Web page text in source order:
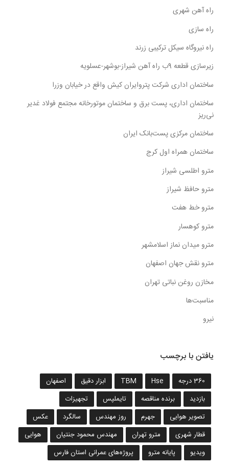
راه آهن شهری
راه سازی
راه نیروگاه سیکل ترکیبی زرند
زیرسازی قطعه 9ب راه آهن شیراز-بوشهر-عسلویه
ساختمان اداری شرکت پتروایران کیش واقع در خیابان وزرا
ساختمان اداری، پست برق و ساختمان موتورخانه مجتمع فولاد غدیر
نی‌ریز
ساختمان مرکزی پست‌بانک ایران
ساختمان همراه اول کرج
مترو اطلسی شیراز
مترو حافظ شیراز
مترو خط هفت
مترو کوهسار
مترو میدان نماز اسلامشهر
مترو نقش جهان اصفهان
مخازن روغن نباتی تهران
مناسبت‌ها
نیرو
یافتن با برچسب
360 درجه Hse
TBM ابزار دقیق
اصفهان
بازدید
برنده مناقصه تایملپس
تجهیزات
تصویر هوایی
جهرم روز مهندس سالگرد
عکس
قطار شهری
مترو تهران مهندس محمود جنتیان
هوایی
ویدیو
پایانه مترو پروژه‌های عمرانی استان فارس